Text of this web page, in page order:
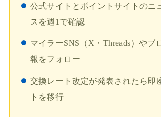
公式サイトとポイントサイトのニ
スを週1で確認
マイラーSNS（X・Threads）やブ
報をフォロー
交換レート改定が発表されたら即
トを移行